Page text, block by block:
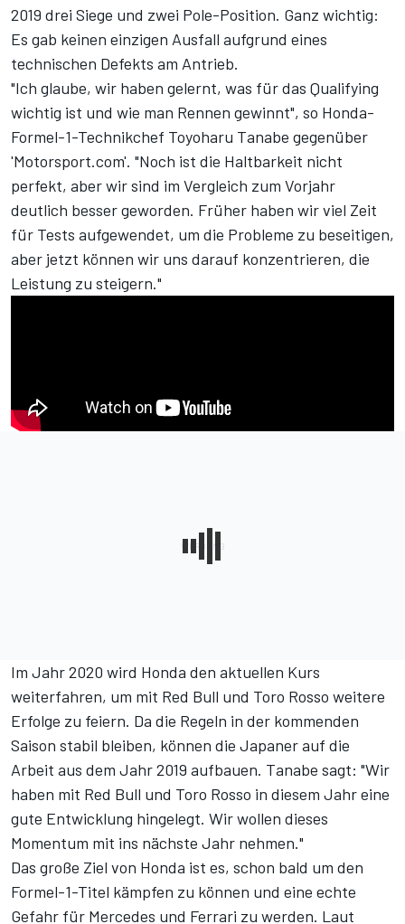
2019 drei Siege und zwei Pole-Position. Ganz wichtig:
Es gab keinen einzigen Ausfall aufgrund eines
technischen Defekts am Antrieb.
"Ich glaube, wir haben gelernt, was für das Qualifying
wichtig ist und wie man Rennen gewinnt", so Honda-
Formel-1-Technikchef Toyoharu Tanabe gegenüber
'Motorsport.com'. "Noch ist die Haltbarkeit nicht
perfekt, aber wir sind im Vergleich zum Vorjahr
deutlich besser geworden. Früher haben wir viel Zeit
für Tests aufgewendet, um die Probleme zu beseitigen,
aber jetzt können wir uns darauf konzentrieren, die
Leistung zu steigern."
Im Jahr 2020 wird Honda den aktuellen Kurs
weiterfahren, um mit Red Bull und Toro Rosso weitere
Erfolge zu feiern. Da die Regeln in der kommenden
Saison stabil bleiben, können die Japaner auf die
Arbeit aus dem Jahr 2019 aufbauen. Tanabe sagt: "Wir
haben mit Red Bull und Toro Rosso in diesem Jahr eine
gute Entwicklung hingelegt. Wir wollen dieses
Momentum mit ins nächste Jahr nehmen."
Das große Ziel von Honda ist es, schon bald um den
Formel-1-Titel kämpfen zu können und eine echte
Gefahr für Mercedes und Ferrari zu werden. Laut